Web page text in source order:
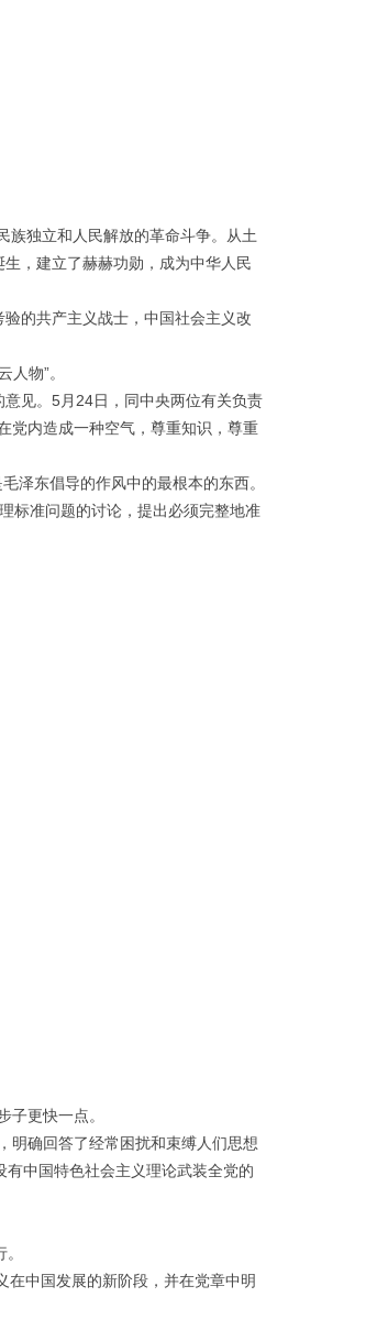
族独立和人民解放的革命斗争。从土
，建立了赫赫功勋，成为中华人民
的共产主义战士，中国社会主义改
物”。
见。5月24日，同中央两位有关负责
党内造成一种空气，尊重知识，尊重
泽东倡导的作风中的最根本的东西。
标准问题的讨论，提出必须完整地准
更快一点。
明确回答了经常困扰和束缚人们思想
中国特色社会主义理论武装全党的
中国发展的新阶段，并在党章中明